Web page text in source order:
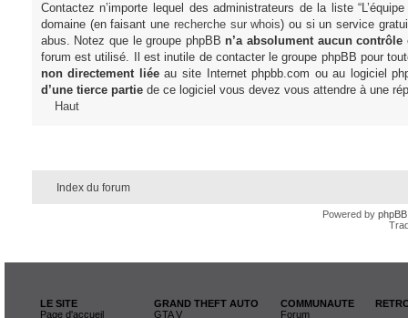
Contactez n’importe lequel des administrateurs de la liste
domaine (en faisant une recherche sur whois) ou si un service
abus. Notez que le groupe phpBB n’a absolument aucun contrôle
forum est utilisé. Il est inutile de contacter le groupe phpBB pour
non directement liéeau site Internet phpbb.com ou au logiciel
d’une tierce partiede ce logiciel vous devez vous attendre à une
Haut
Index du forum
Powered by phpBB
LE SITE
Page d'accueil
GRAND THEFT AUTO
GTA V
COMMUNAUTE
Forum